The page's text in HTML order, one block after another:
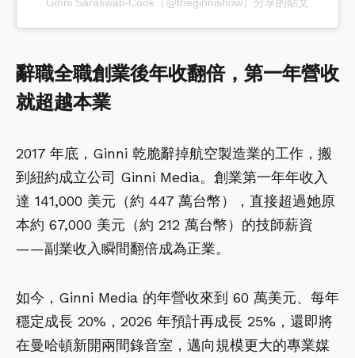
Ginni Saraswati-Cook（@theginnishow）分享的貼文
辭職全職創業後年收翻倍，第一年營收
就超越本業
2017 年底，Ginni 乾脆辭掉航空製造業的工作，搬
到紐約成立公司 Ginni Media。創業第一年年收入
達 141,000 美元（約 447 萬台幣），直接超過她原
本約 67,000 美元（約 212 萬台幣）的技師薪資
——副業收入瞬間翻倍成為正業。
如今，Ginni Media 的年營收來到 60 萬美元、每年
穩定成長 20%，2026 年預計再成長 25%，還即將
在曼哈頓新開兩間錄音室，邁向規模更大的專業媒